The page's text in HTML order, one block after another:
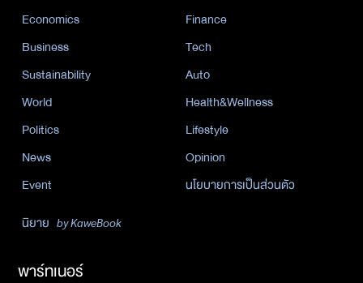
Economics
Finance
Business
Tech
Sustainability
Auto
World
Health&Wellness
Politics
Lifestyle
News
Opinion
Event
นโยบายการเป็นส่วนตัว
นิยาย by KaweBook
พาร์ทเนอร์